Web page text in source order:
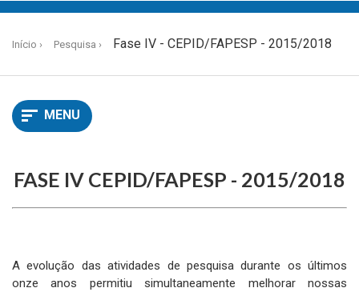
principal
Início Pesquisa Fase IV - CEPID/FAPESP - 2015/2018
MENU
FASE IV CEPID/FAPESP - 2015/2018
A evolução das atividades de pesquisa durante os últimos
onze anos permitiu simultaneamente melhorar nossas